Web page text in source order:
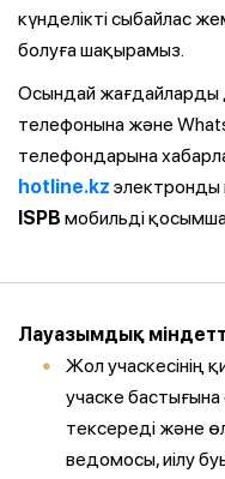
күнделікті сыбайлас
болуға шақырамыз.
Осындай жағдайларды
телефонына және
телефондарына
hotline.kz электронды
ISPB мобильді
Лауазымдық
Жол учаскесінің
учаске
тексереді және
ведомосы, иілу